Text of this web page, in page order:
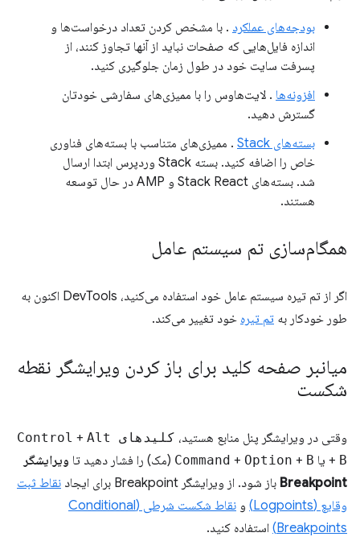
بودجه‌های عملکرد . با مشخص کردن تعداد درخواست‌ها و
اندازه فایل‌هایی که صفحات نباید از آنها تجاوز کنند، از
پسرفت سایت خود در طول زمان جلوگیری کنید.
افزونه‌ها . لایت‌هاوس را با ممیزی‌های سفارشی خودتان
گسترش دهید.
بسته‌های Stack
. ممیزی‌های متناسب با بسته‌های فناوری
خاص را اضافه کنید. بسته Stack وردپرس ابتدا ارسال
شد. بسته‌های Stack React و AMP در حال توسعه
هستند.
همگام‌سازی تم سیستم عامل
اگر از تم تیره سیستم عامل خود استفاده می‌کنید، DevTools اکنون به
طور خودکار به تم تیره خود تغییر می‌کند.
میانبر صفحه کلید برای باز کردن ویرایشگر نقطه
شکست
وقتی در ویرایشگر پنل منابع هستید، کلیدهای Control + Alt
+ B یا Command + Option + B (مک) را فشار دهید تا ویرایشگر
Breakpoint باز شود. از ویرایشگر Breakpoint برای ایجاد
نقاط ثبت
وقایع (Logpoints)
و
نقاط شکست شرطی (Conditional
Breakpoints) استفاده کنید.